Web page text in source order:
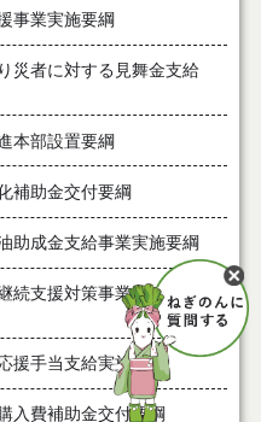
事業実施要綱
災者に対する見舞金支給
本部設置要綱
補助金交付要綱
助成金支給事業実施要綱
続支援対策事業費補助金
援手当支給実施要綱
入費補助金交付要綱